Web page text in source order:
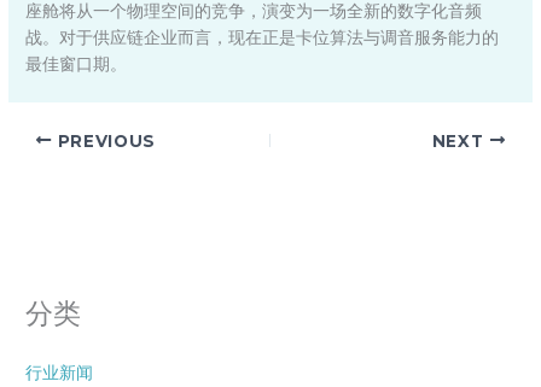
座舱将从一个物理空间的竞争，演变为一场全新的数字化音频
战。对于供应链企业而言，现在正是卡位算法与调音服务能力的
最佳窗口期。
PREVIOUS NEXT
分类
行业新闻